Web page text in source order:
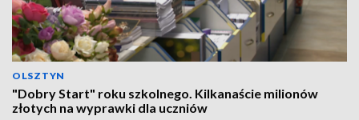
OLSZTYN
"Dobry Start" roku szkolnego. Kilkanaście milionów
złotych na wyprawki dla uczniów